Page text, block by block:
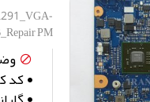
PM
کد